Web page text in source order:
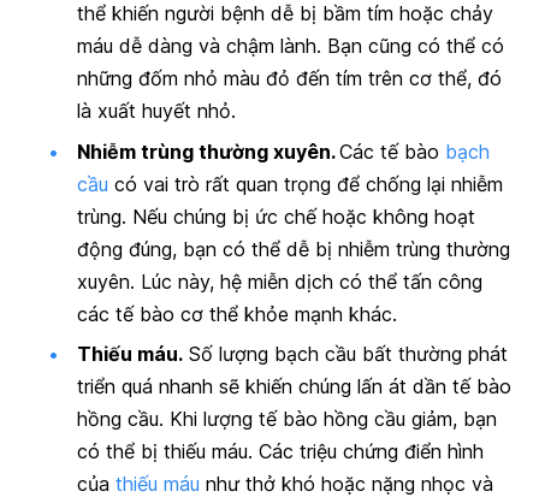
thể khiến người bệnh dễ bị bầm tím hoặc chảy
máu dễ dàng và chậm lành. Bạn cũng có thể có
những đốm nhỏ màu đỏ đến tím trên cơ thể, đó
là xuất huyết nhỏ.
Nhiễm trùng thường xuyên.Các tế bào bạch
cầu có vai trò rất quan trọng để chống lại nhiễm
trùng. Nếu chúng bị ức chế hoặc không hoạt
động đúng, bạn có thể dễ bị nhiễm trùng thường
xuyên. Lúc này, hệ miễn dịch có thể tấn công
các tế bào cơ thể khỏe mạnh khác.
Thiếu máu. Số lượng bạch cầu bất thường phát
triển quá nhanh sẽ khiến chúng lấn át dần tế bào
hồng cầu. Khi lượng tế bào hồng cầu giảm, bạn
có thể bị thiếu máu. Các triệu chứng điển hình
của thiếu máu như thở khó hoặc nặng nhọc và